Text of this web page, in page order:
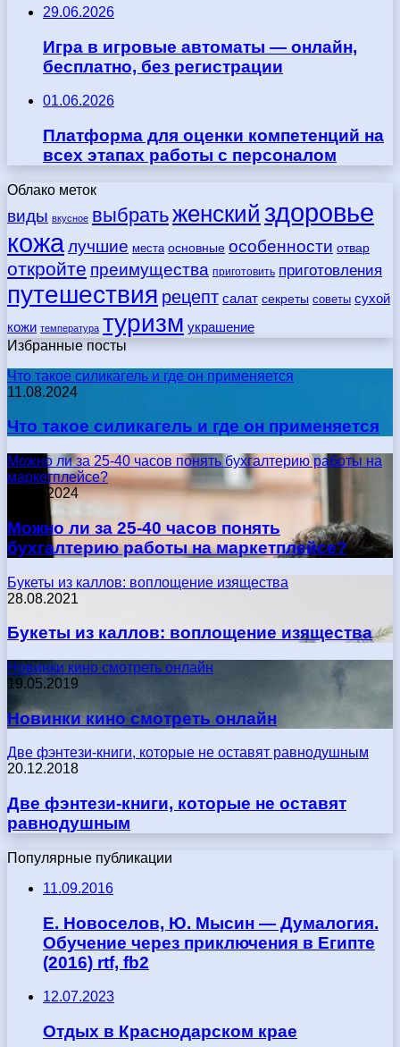
29.06.2026
Игра в игровые автоматы — онлайн,
бесплатно, без регистрации
01.06.2026
Платформа для оценки компетенций на
всех этапах работы с персоналом
Облако меток
виды вкусное выбратьженский здоровье
кожалучшие места основные особенности отвар
откройте преимущества приготовить приготовления
путешествия рецепт салат секреты советы сухой
кожи температура туризм украшение
Избранные посты
Что такое силикагель и где он применяется
11.08.2024
Что такое силикагель и где он применяется
Можно ли за 25-40 часов понять бухгалтерию работы на
маркетплейсе?
17.05.2024
Можно ли за 25-40 часов понять
бухгалтерию работы на маркетплейсе?
Букеты из каллов: воплощение изящества
28.08.2021
Букеты из каллов: воплощение изящества
Новинки кино смотреть онлайн
19.05.2019
Новинки кино смотреть онлайн
Две фэнтези-книги, которые не оставят равнодушным
20.12.2018
Две фэнтези-книги, которые не оставят
равнодушным
Популярные публикации
11.09.2016
Е. Новоселов, Ю. Мысин — Думалогия.
Обучение через приключения в Египте
(2016) rtf, fb2
12.07.2023
Отдых в Краснодарском крае